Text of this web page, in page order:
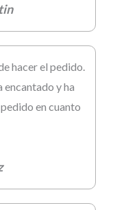
hacer el pedido.
encantado y ha
en cuanto